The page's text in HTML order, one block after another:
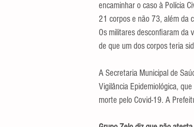
encaminhar o caso à Polícia
21 corpos e não 73, além da
Os militares desconfiaram da
de que um dos corpos teria
A Secretaria Municipal de
Vigilância Epidemiológica,
morte pelo Covid-19. A